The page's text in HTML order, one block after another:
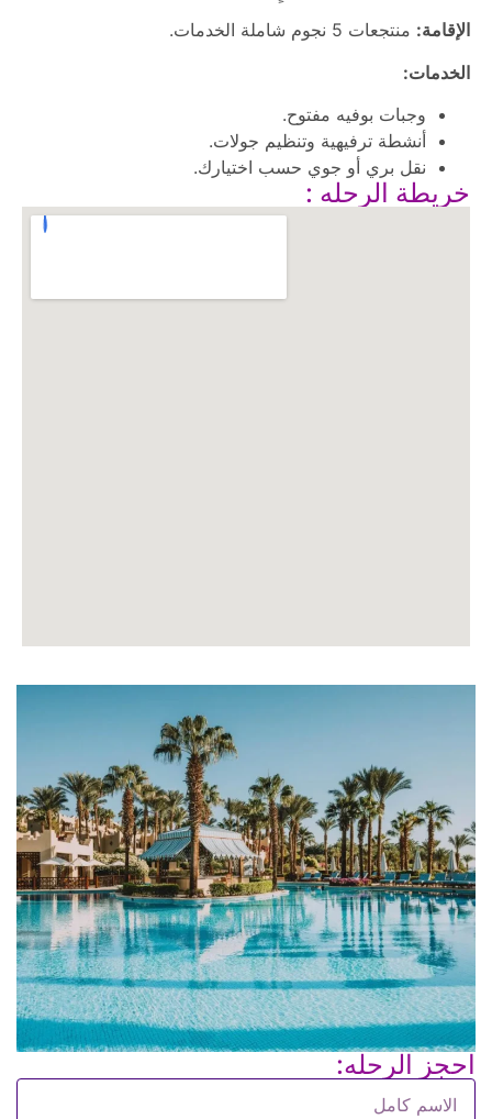
الإقامة: منتجعات 5 نجوم شاملة الخدمات.
الخدمات:
وجبات بوفيه مفتوح.
أنشطة ترفيهية وتنظيم جولات.
نقل بري أو جوي حسب اختيارك.
خريطة الرحله :
احجز الرحله: